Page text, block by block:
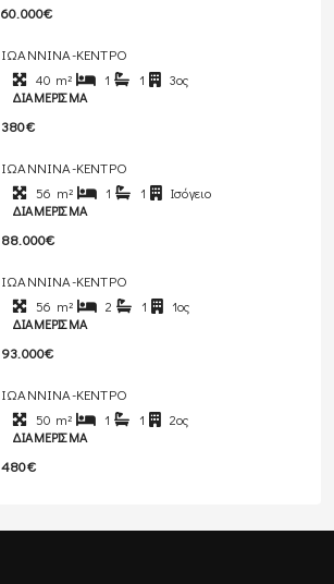
60.000€
ΙΩΑΝΝΙΝΑ-ΚΕΝΤΡΟ
40 m² 1 1
3ος
ΔΙΑΜΈΡΙΣΜΑ
380€
ΙΩΑΝΝΙΝΑ-ΚΕΝΤΡΟ
56 m² 1 1
Ισόγειο
ΔΙΑΜΈΡΙΣΜΑ
88.000€
ΙΩΑΝΝΙΝΑ-ΚΕΝΤΡΟ
56 m² 2 1
1ος
ΔΙΑΜΈΡΙΣΜΑ
93.000€
ΙΩΑΝΝΙΝΑ-ΚΕΝΤΡΟ
50 m² 1 1
2ος
ΔΙΑΜΈΡΙΣΜΑ
480€